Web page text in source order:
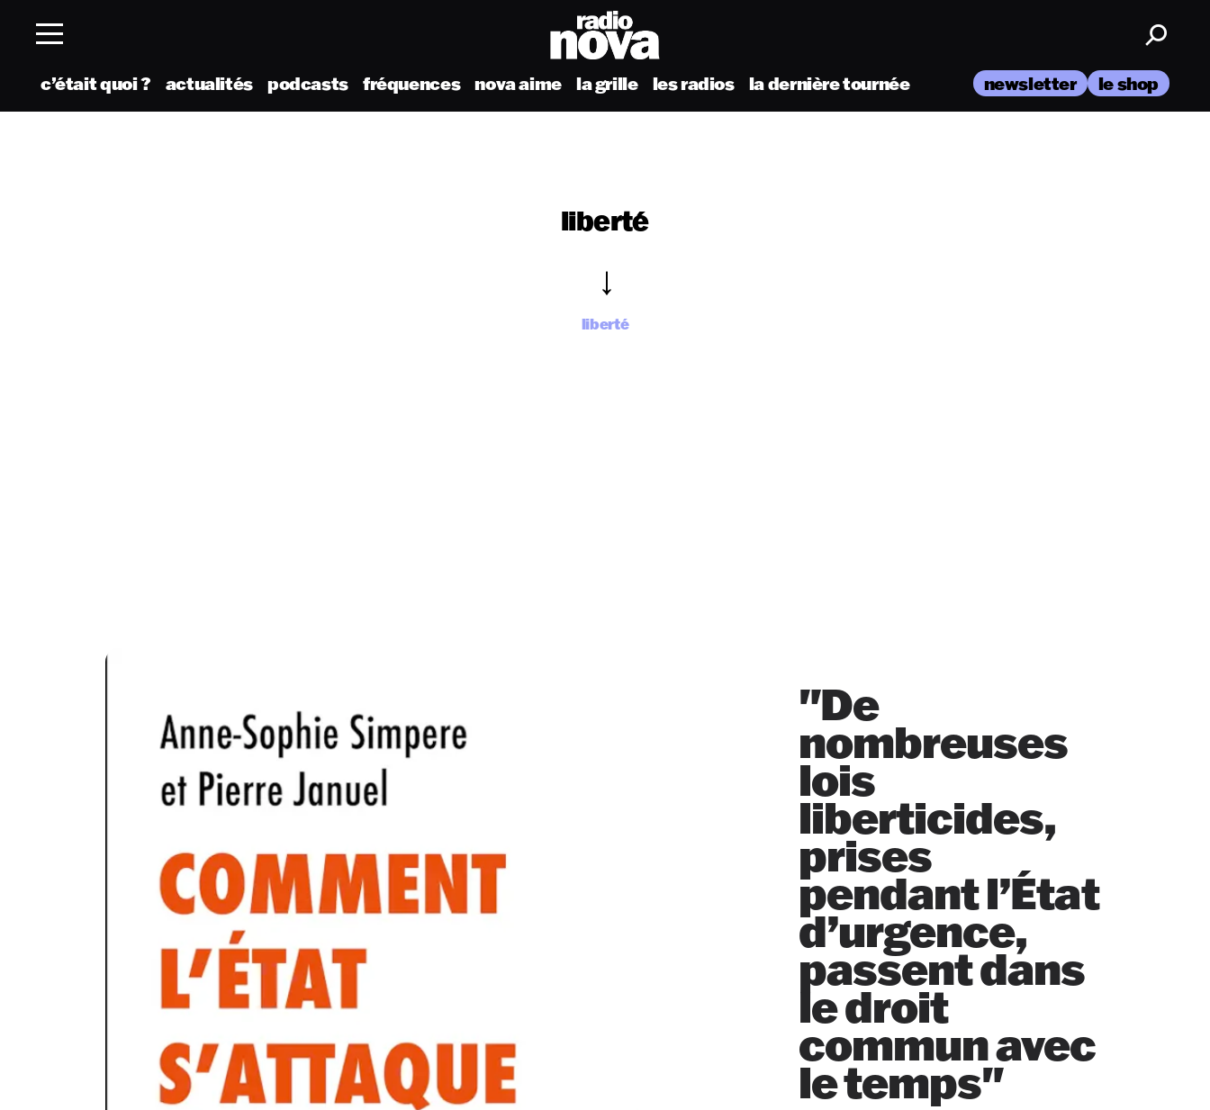
c’était quoi ? actualités podcasts fréquences nova aime la grille les radios la dernière tournée newsletter le shop
liberté
liberté
"De
nombreuses
lois
liberticides,
prises
pendant l’État
d’urgence,
passent dans
le droit
commun avec
le temps"